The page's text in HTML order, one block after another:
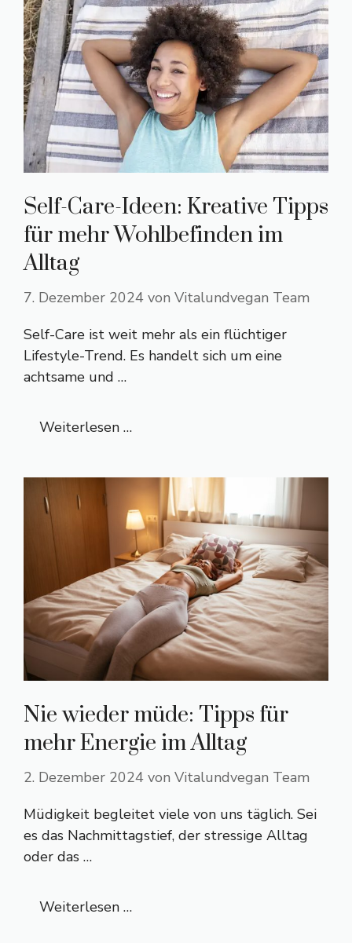
Self-Care-Ideen: Kreative Tipps
für mehr Wohlbefinden im
Alltag
7. Dezember 2024 von Vitalundvegan Team
Self-Care ist weit mehr als ein flüchtiger
Lifestyle-Trend. Es handelt sich um eine
achtsame und …
Weiterlesen …
Nie wieder müde: Tipps für
mehr Energie im Alltag
2. Dezember 2024 von Vitalundvegan Team
Müdigkeit begleitet viele von uns täglich. Sei
es das Nachmittagstief, der stressige Alltag
oder das …
Weiterlesen …